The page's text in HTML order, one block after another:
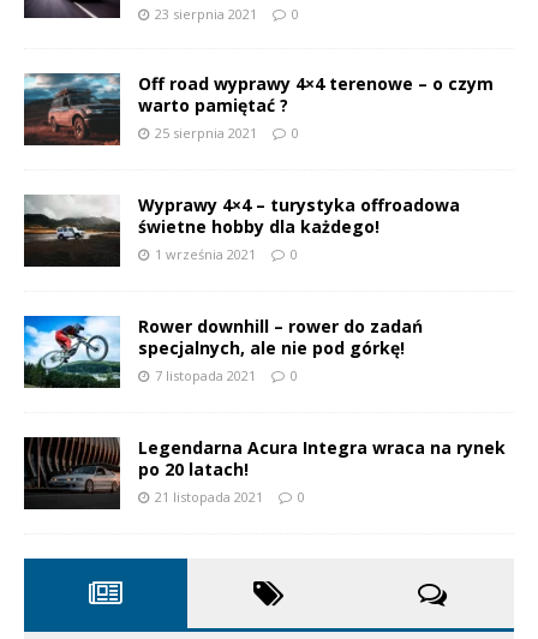
23 sierpnia 2021 0
Off road wyprawy 4×4 terenowe – o czym
warto pamiętać ?
25 sierpnia 2021 0
Wyprawy 4×4 – turystyka offroadowa
świetne hobby dla każdego!
1 września 2021 0
Rower downhill – rower do zadań
specjalnych, ale nie pod górkę!
7 listopada 2021 0
Legendarna Acura Integra wraca na rynek
po 20 latach!
21 listopada 2021 0